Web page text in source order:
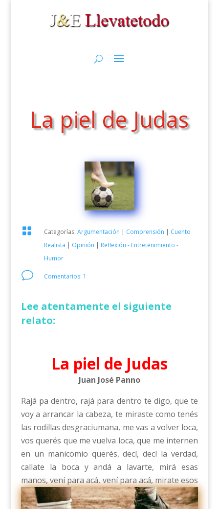
La piel de Judas
 Categorías: Argumentación | Comprensión | Cuento
Realista | Opinión | Reflexión - Entretenimiento -
Humor
v Comentarios: 1
Lee atentamente el siguiente
relato:
La piel de Judas
Juan José Panno
Rajá pa dentro, rajá para dentro te digo, que te
voy a arrancar la cabeza, te miraste como tenés
las rodillas desgraciumana, me vas a volver loca,
vos querés que me vuelva loca, que me internen
en un manicomio querés, decí, decí la verdad,
callate la boca y andá a lavarte, mirá esas
manos, vení para acá,vení para acá, mirate esos